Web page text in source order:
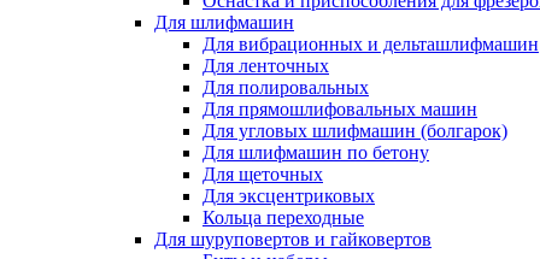
Для шлифмашин
Для вибрационных и дельташлифмашин
Для ленточных
Для полировальных
Для прямошлифовальных машин
Для угловых шлифмашин (болгарок)
Для шлифмашин по бетону
Для щеточных
Для эксцентриковых
Кольца переходные
Для шуруповертов и гайковертов